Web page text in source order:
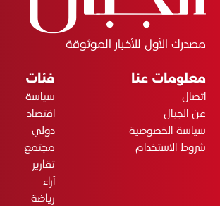
مصدرك الأول للأخبار الموثوقة
معلومات عنا
اتصال
عن الجبال
سياسة الخصوصية
شروط الاستخدام
فئات
سياسة
اقتصاد
دولي
مجتمع
تقارير
آراء
رياضة